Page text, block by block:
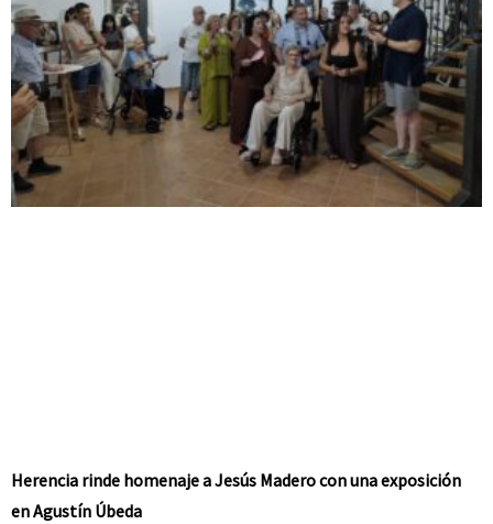
Herencia rinde homenaje a Jesús Madero con una exposición
en Agustín Úbeda